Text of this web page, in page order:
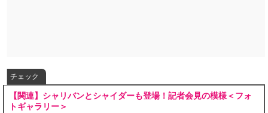
チェック
【関連】シャリバンとシャイダーも登場！記者会見の模様＜フォ
トギャラリー＞